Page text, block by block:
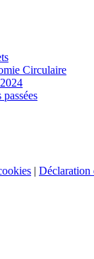
Circulaire
| Déclaration